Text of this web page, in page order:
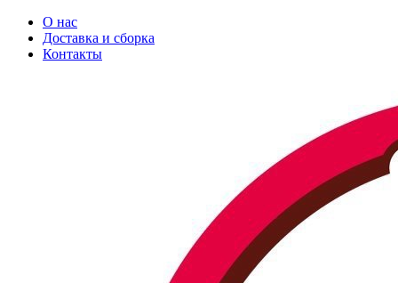
О нас
Доставка и сборка
Контакты